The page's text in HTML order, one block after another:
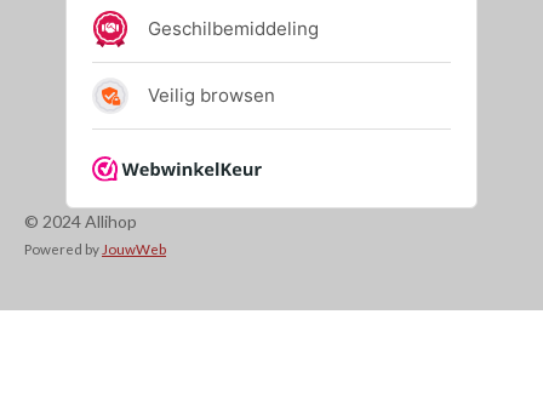
© 2024 Allihop
Powered by JouwWeb